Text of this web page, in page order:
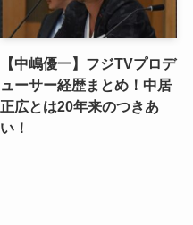
【中嶋優一】フジTVプロデ
ューサー経歴まとめ！中居
正広とは20年来のつきあ
い！